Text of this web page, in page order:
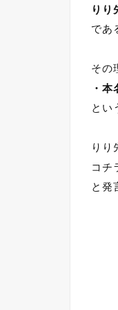
りり
であ
その
・
とい
りり
コチ
と発